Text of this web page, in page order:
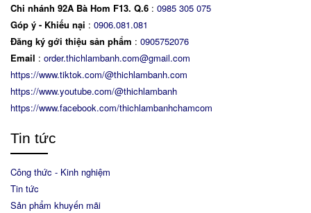
Chi nhánh 92A Bà Hom F13. Q.6 : 0985 305 075
Góp ý - Khiếu nại : 0906.081.081
Đăng ký gới thiệu sản phẩm : 0905752076
Email : order.thichlambanh.com@gmail.com
https://www.tiktok.com/@thichlambanh.com
https://www.youtube.com/@thichlambanh
https://www.facebook.com/thichlambanhchamcom
Tin tức
Công thức - Kinh nghiệm
Tin tức
Sản phẩm khuyến mãi